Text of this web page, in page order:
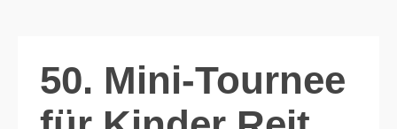
50. Mini-Tournee